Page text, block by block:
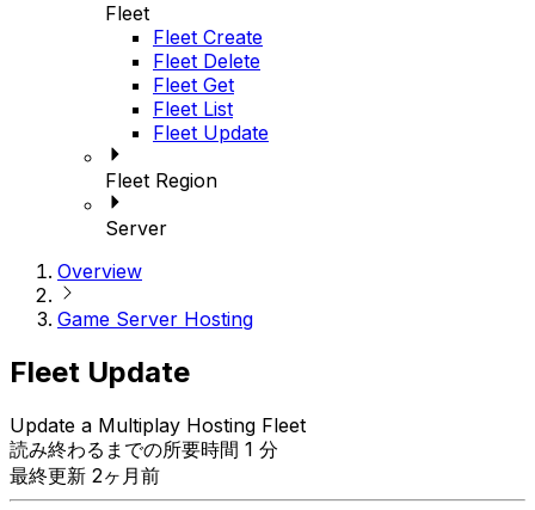
Fleet
Fleet Create
Fleet Delete
Fleet Get
Fleet List
Fleet Update
Fleet Region
Server
Overview
Game Server Hosting
Fleet Update
Update a Multiplay Hosting Fleet
読み終わるまでの所要時間 1 分
最終更新 2ヶ月前